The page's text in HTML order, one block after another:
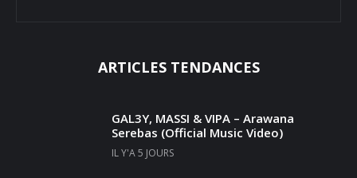
ARTICLES TENDANCES
GAL3Y, MASSI & VIPA – Arawana
Serebas (Official Music Video)
IL Y'A 5 JOURS